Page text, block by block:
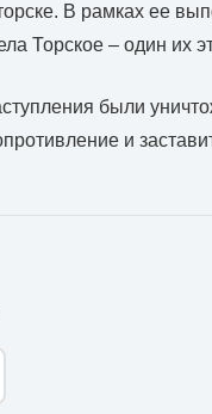
В рамках ее
Торское – один их
были
и